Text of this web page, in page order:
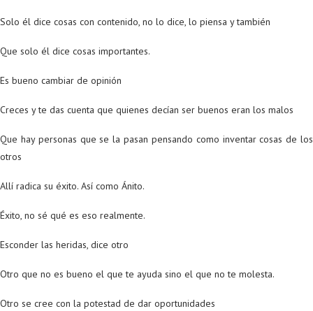
Solo él dice cosas con contenido, no lo dice, lo piensa y también
Que solo él dice cosas importantes.
Es bueno cambiar de opinión
Creces y te das cuenta que quienes decían ser buenos eran los malos
Que hay personas que se la pasan pensando como inventar cosas de los
otros
Allí radica su éxito. Así como Ánito.
Éxito, no sé qué es eso realmente.
Esconder las heridas, dice otro
Otro que no es bueno el que te ayuda sino el que no te molesta.
Otro se cree con la potestad de dar oportunidades